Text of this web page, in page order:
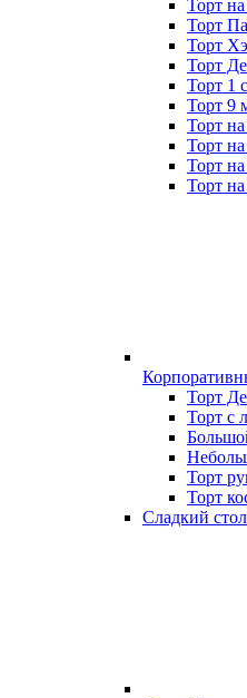
Торт
Торт
Торт
Торт
Торт 1
Торт 9
Торт
Торт
Торт
Торт
Торт
Торт с
Торт
Торт
Сладкий стол